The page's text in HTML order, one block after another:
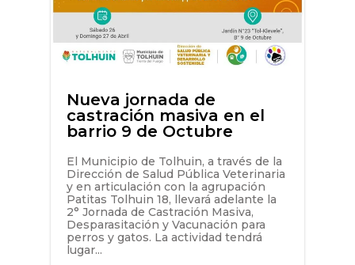
Nueva jornada de
castración masiva en el
barrio 9 de Octubre
El Municipio de Tolhuin, a través de la
Dirección de Salud Pública Veterinaria
y en articulación con la agrupación
Patitas Tolhuin 18, llevará adelante la
2° Jornada de Castración Masiva,
Desparasitación y Vacunación para
perros y gatos. La actividad tendrá
lugar...